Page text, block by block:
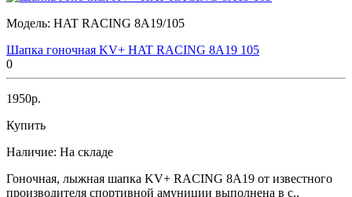
Модель: HAT RACING 8A19/105
Шапка гоночная KV+ HAT RACING 8A19 105
0
1950р.
Купить
Наличие: На складе
Гоночная, лыжная шапка KV+ RACING 8A19 от известного
производителя спортивной амуниции выполнена в с..